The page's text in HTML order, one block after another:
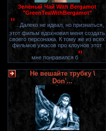
Зелёный Чай With Bergamot
"GreenTeaWithBergamot"
" ...Далеко не идеал, но признаться,
этот фильм вдохновил меня создать
своего персонажа. К тому же из всех
фильмов ужасов про клоунов этот
мне понравился б"
Не вешайте трубку \
Don'...